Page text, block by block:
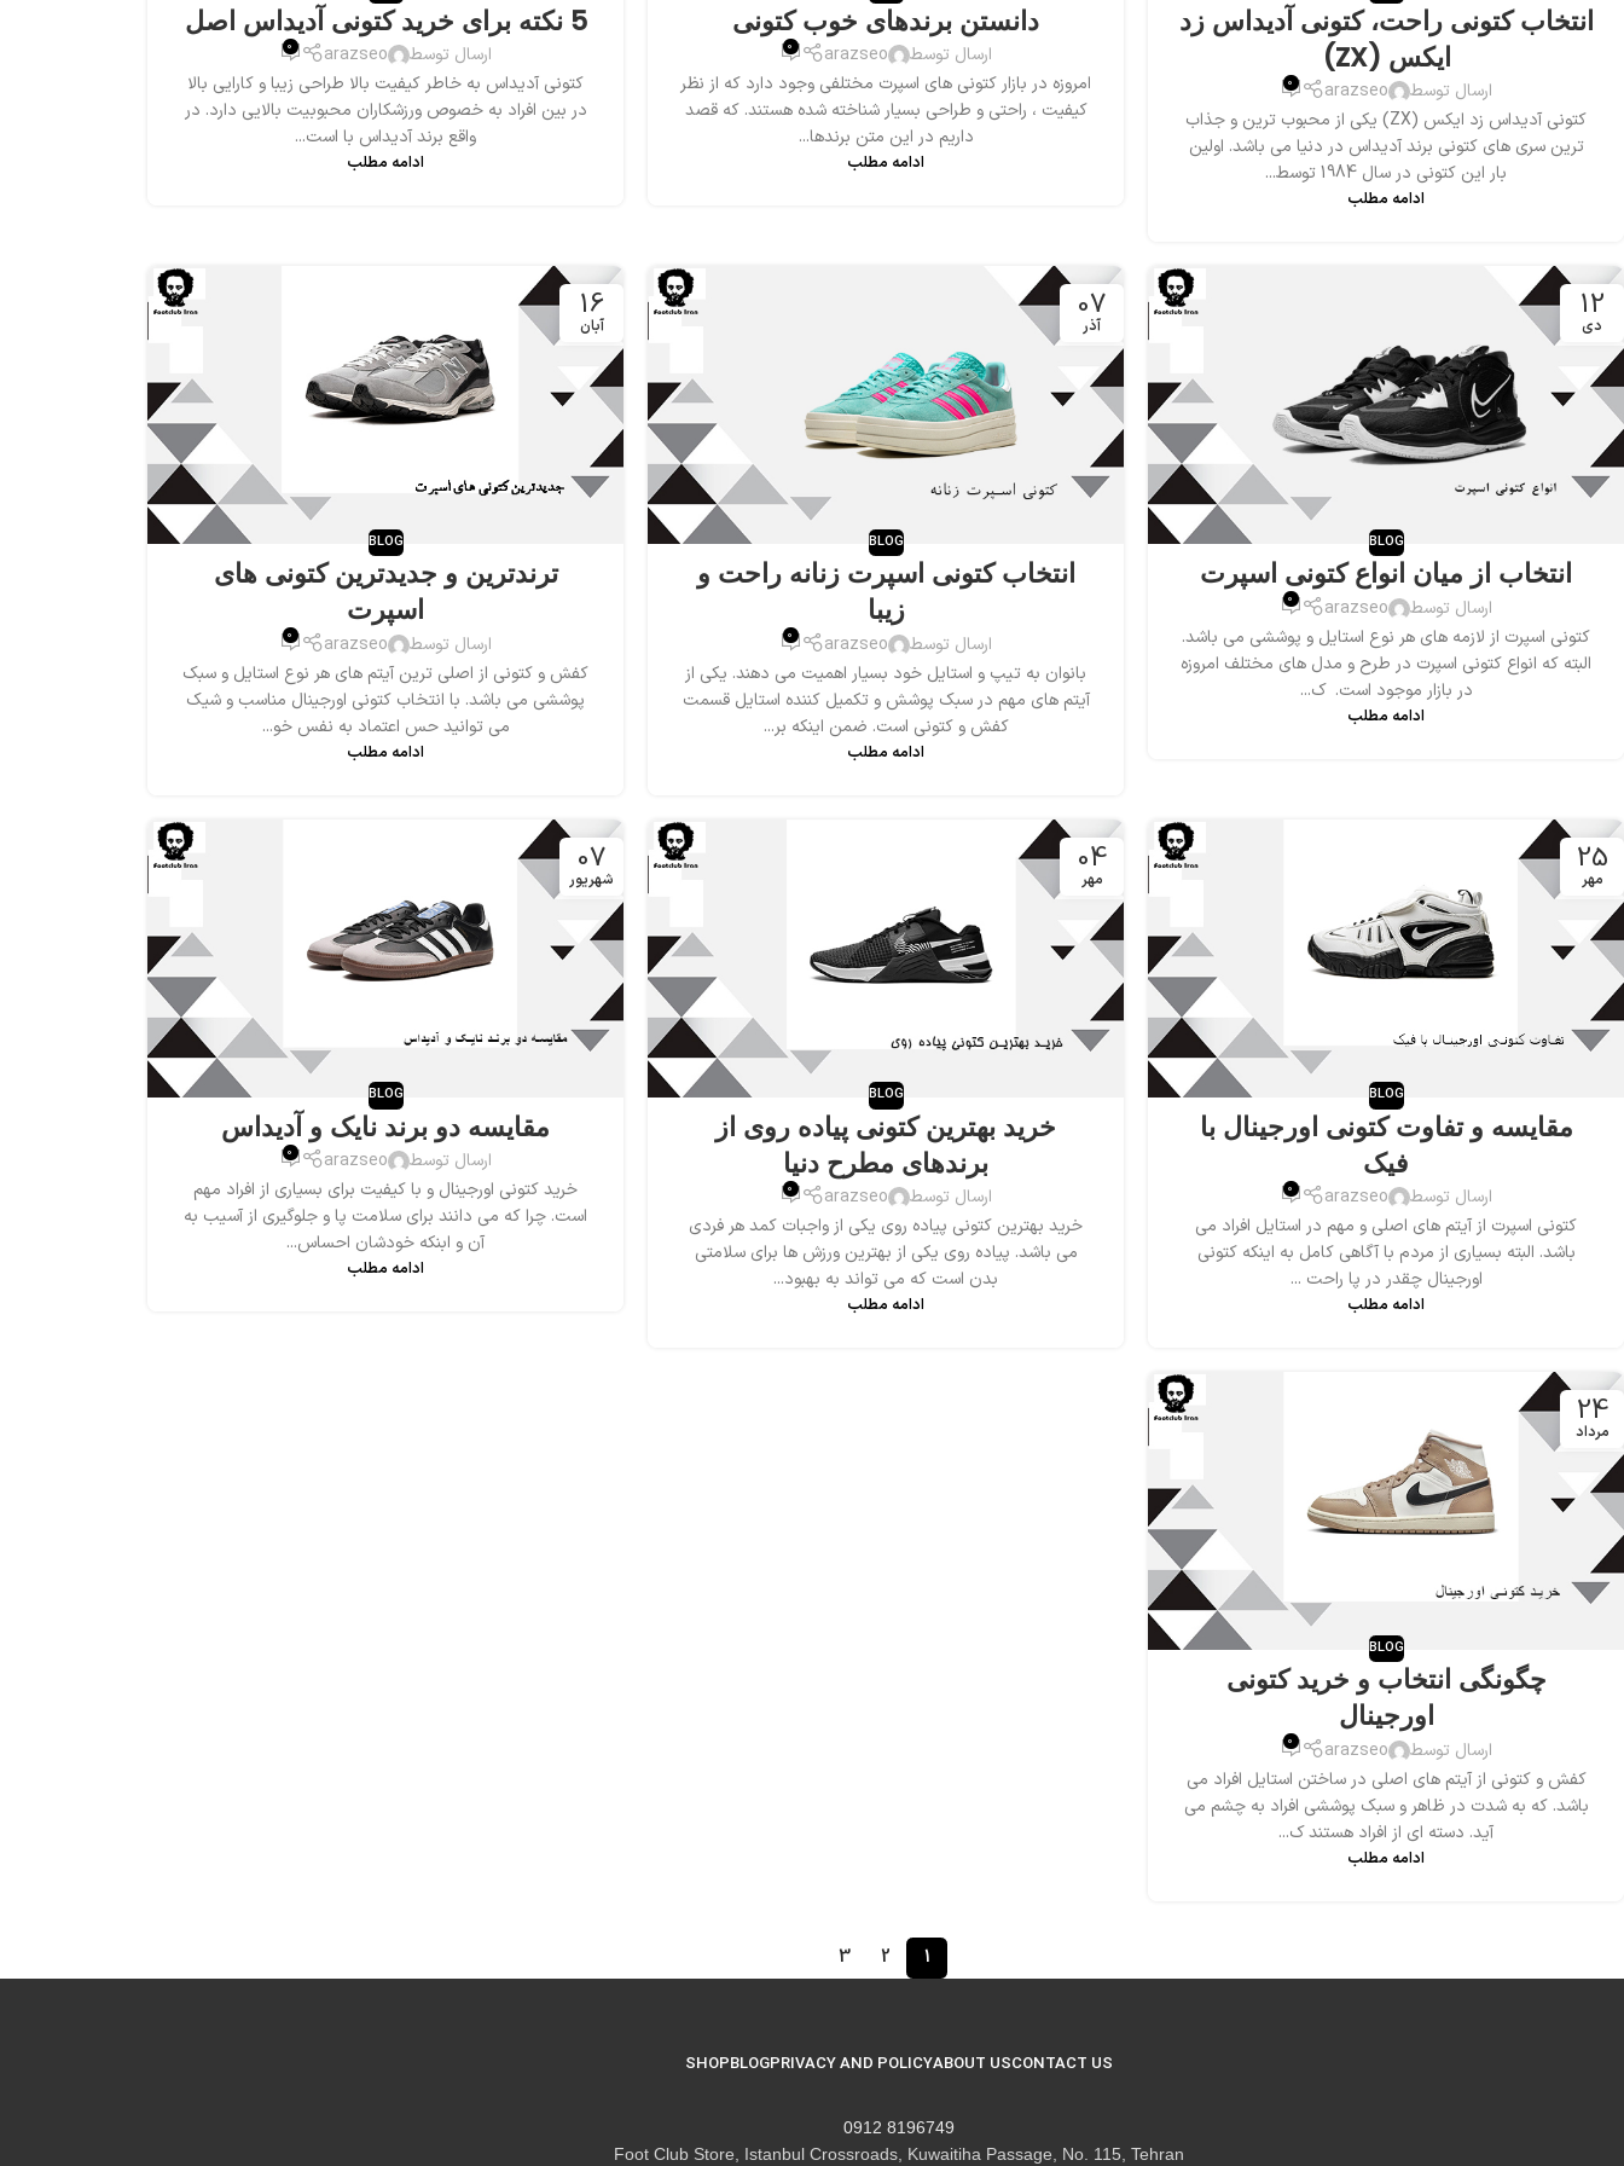
انتخاب کتونی راحت، کتونی آدیداس زد
ایکس (ZX)
ارسال توسط arazseo
0
کتونی آدیداس زد ایکس (ZX) یکی از محبوب ترین و جذاب
ترین سری های کتونی برند آدیداس در دنیا می باشد. اولین
بار این کتونی در سال 1984 توسط...
ادامه مطلب
دانستن برندهای خوب کتونی
ارسال توسط arazseo
0
امروزه در بازار کتونی های اسپرت مختلفی وجود دارد که از نظر
کیفیت ، راحتی و طراحی بسیار شناخته شده هستند. که قصد
داریم در این متن برندها...
ادامه مطلب
5 نکته برای خرید کتونی آدیداس اصل
ارسال توسط arazseo
0
کتونی آدیداس به خاطر کیفیت بالا طراحی زیبا و کارایی بالا
در بین افراد به خصوص ورزشکاران محبوبیت بالایی دارد. در
واقع برند آدیداس با است...
ادامه مطلب
12
دی
BLOG
انتخاب از میان انواع کتونی اسپرت
ارسال توسط arazseo
0
کتونی اسپرت از لازمه های هر نوع استایل و پوششی می باشد.
البته که انواع کتونی اسپرت در طرح و مدل های مختلف امروزه
در بازار موجود است. ک...
ادامه مطلب
07
آذر
BLOG
انتخاب کتونی اسپرت زنانه راحت و
زیبا
ارسال توسط arazseo
0
بانوان به تیپ و استایل خود بسیار اهمیت می دهند. یکی از
آیتم های مهم در سبک پوشش و تکمیل کننده استایل قسمت
کفش و کتونی است. ضمن اینکه بر...
ادامه مطلب
16
آبان
BLOG
ترندترین و جدیدترین کتونی های
اسپرت
ارسال توسط arazseo
0
کفش و کتونی از اصلی ترین آیتم های هر نوع استایل و سبک
پوششی می باشد. با انتخاب کتونی اورجینال مناسب و شیک
می توانید حس اعتماد به نفس خو...
ادامه مطلب
25
مهر
BLOG
مقایسه و تفاوت کتونی اورجینال با
فیک
ارسال توسط arazseo
0
کتونی اسپرت از آیتم های اصلی و مهم در استایل افراد می
باشد. البته بسیاری از مردم با آگاهی کامل به اینکه کتونی
اورجینال چقدر در پا راحت ...
ادامه مطلب
04
مهر
BLOG
خرید بهترین کتونی پیاده روی از
برندهای مطرح دنیا
ارسال توسط arazseo
0
خرید بهترین کتونی پیاده روی یکی از واجبات کمد هر فردی
می باشد. پیاده روی یکی از بهترین ورزش ها برای سلامتی
بدن است که می تواند به بهبود...
ادامه مطلب
07
شهریور
BLOG
مقایسه دو برند نایک و آدیداس
ارسال توسط arazseo
0
خرید کتونی اورجینال و با کیفیت برای بسیاری از افراد مهم
است. چرا که می دانند برای سلامت پا و جلوگیری از آسیب به
آن و ابنکه خودشان احساس...
ادامه مطلب
24
مرداد
BLOG
چگونگی انتخاب و خرید کتونی
اورجینال
ارسال توسط arazseo
0
کفش و کتونی از آیتم های اصلی در ساختن استایل افراد می
باشد. که به شدت در ظاهر و سبک پوششی افراد به چشم می
آید. دسته ای از افراد هستند ک...
ادامه مطلب
1
2
3
CONTACT US
ABOUT US
PRIVACY AND POLICY
BLOG
SHOP
8196749 0912
Foot Club Store, Istanbul Crossroads, Kuwaitiha Passage, No. 115, Tehran